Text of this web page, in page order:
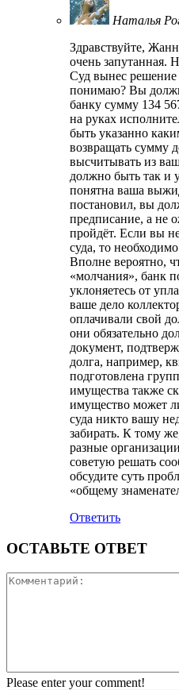
Наталья
Здравствуйте,
очень запутанная.
Суд вынес решение
понимаю? Вы
банку сумму 134
на руках
быть указанно
возвращать сумму
высчитывать из
должно быть так и
понятна ваша
постановил, вы
предписание, а не
пройдёт. Если вы
суда, то
Вполне вероятно,
«молчания», банк
уклоняетесь от
ваше дело
оплачивали свой
они обязательно
документ,
долга, например,
подготовлена
имущества также
имущество может
суда никто вашу
забирать. К тому
разные
советую решать
обсудите суть
«общему
Ответить
ОСТАВЬТЕ ОТВЕТ
Please enter your comment!